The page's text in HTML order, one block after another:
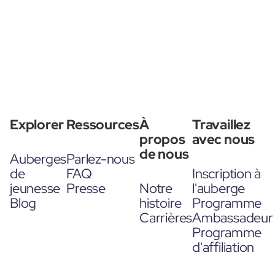
Explorer
Auberges
de
jeunesse
Blog
Ressources
Parlez-nous
FAQ
Presse
À
propos
de nous
Notre
histoire
Carrières
Travaillez
avec nous
Inscription à
l'auberge
Programme
Ambassadeur
Programme
d'affiliation